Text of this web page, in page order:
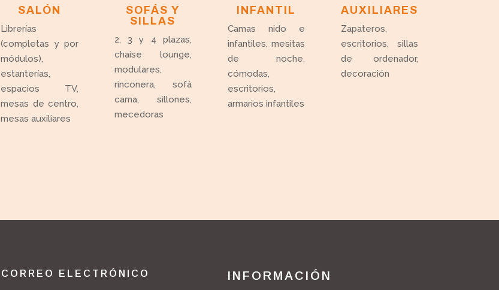
SALÓN
Librerías
(completas y por
módulos),
estanterías,
espacios TV,
mesas de centro,
mesas auxiliares
SOFÁS Y
SILLAS
2, 3 y 4 plazas,
chaise lounge,
modulares,
rinconera, sofá
cama, sillones,
mecedoras
INFANTIL
Camas nido e
infantiles, mesitas
de noche,
cómodas,
escritorios,
armarios infantiles
AUXILIARES
Zapateros,
escritorios, sillas
de ordenador,
decoración
CORREO ELECTRÓNICO INFORMACIÓN